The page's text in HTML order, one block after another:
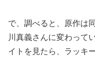
で、調べると、原作は
川真義さんに変わって
イトを見たら、ラッキ